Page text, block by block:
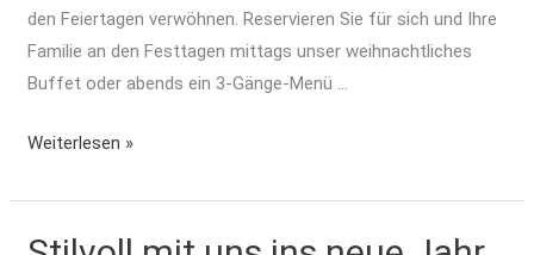
den Feiertagen verwöhnen. Reservieren Sie für sich und Ihre
Familie an den Festtagen mittags unser weihnachtliches
Buffet oder abends ein 3-Gänge-Menü …
Weiterlesen »
Stilvoll